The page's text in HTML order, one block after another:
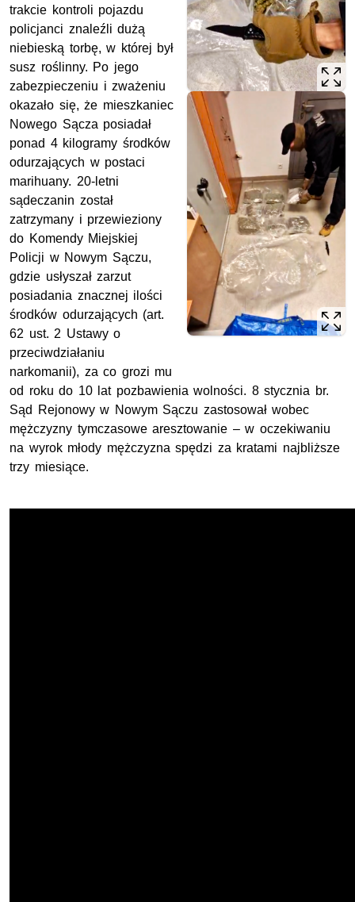
trakcie kontroli pojazdu
policjanci znaleźli dużą
niebieską torbę, w której był
susz roślinny. Po jego
zabezpieczeniu i zważeniu
okazało się, że mieszkaniec
Nowego Sącza posiadał
ponad 4 kilogramy środków
odurzających w postaci
marihuany. 20-letni
sądeczanin został
zatrzymany i przewieziony
do Komendy Miejskiej
Policji w Nowym Sączu,
gdzie usłyszał zarzut
posiadania znacznej ilości
środków odurzających (art.
62 ust. 2 Ustawy o
przeciwdziałaniu
narkomanii), za co grozi mu
od roku do 10 lat pozbawienia wolności. 8 stycznia br.
Sąd Rejonowy w Nowym Sączu zastosował wobec
mężczyzny tymczasowe aresztowanie – w oczekiwaniu
na wyrok młody mężczyzna spędzi za kratami najbliższe
trzy miesiące.